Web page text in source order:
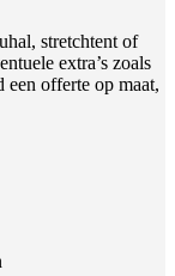
stretchtent of
extra’s zoals
offerte op maat,